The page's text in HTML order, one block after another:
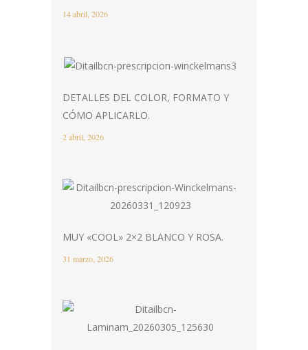
14 abril, 2026
DETALLES DEL COLOR, FORMATO Y
CÓMO APLICARLO.
2 abril, 2026
MUY «COOL» 2×2 BLANCO Y ROSA.
31 marzo, 2026